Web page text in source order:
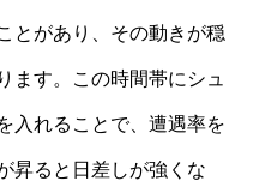
とがあり、その動きが穏
ます。この時間帯にシュ
入れることで、遭遇率を
昇ると日差しが強くな